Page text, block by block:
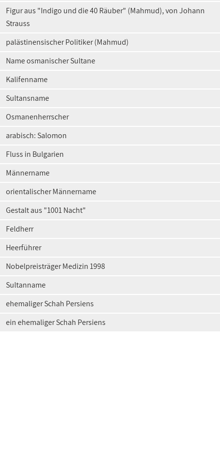
Figur aus "Indigo und die 40 Räuber" (Mahmud), von Johann
Strauss
palästinensischer Politiker (Mahmud)
Name osmanischer Sultane
Kalifenname
Sultansname
Osmanenherrscher
arabisch: Salomon
Fluss in Bulgarien
Männername
orientalischer Männername
Gestalt aus "1001 Nacht"
Feldherr
Heerführer
Nobelpreisträger Medizin 1998
Sultanname
ehemaliger Schah Persiens
ein ehemaliger Schah Persiens